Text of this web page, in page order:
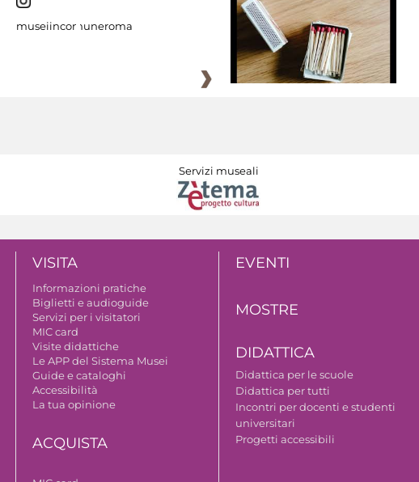
museiincomuneroma
Servizi museali
VISITA
Informazioni pratiche
Biglietti e audioguide
Servizi per i visitatori
MIC card
Visite didattiche
Le APP del Sistema Musei
Guide e cataloghi
Accessibilità
La tua opinione
ACQUISTA
EVENTI
MOSTRE
DIDATTICA
Didattica per le scuole
Didattica per tutti
Incontri per docenti e studenti
universitari
Progetti accessibili